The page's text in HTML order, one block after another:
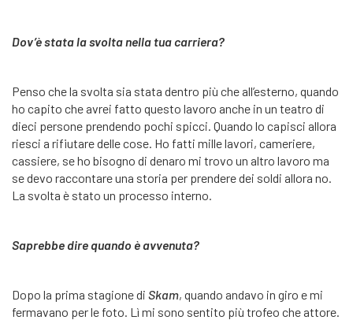
Dov’è stata la svolta nella tua carriera?
Penso che la svolta sia stata dentro più che all’esterno, quando
ho capito che avrei fatto questo lavoro anche in un teatro di
dieci persone prendendo pochi spicci. Quando lo capisci allora
riesci a rifiutare delle cose. Ho fatti mille lavori, cameriere,
cassiere, se ho bisogno di denaro mi trovo un altro lavoro ma
se devo raccontare una storia per prendere dei soldi allora no.
La svolta è stato un processo interno.
Saprebbe dire quando è avvenuta?
Dopo la prima stagione di Skam, quando andavo in giro e mi
fermavano per le foto. Lì mi sono sentito più trofeo che attore.